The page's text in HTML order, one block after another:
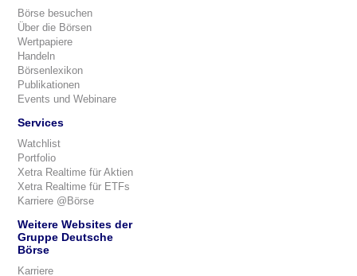
Börse besuchen
Über die Börsen
Wertpapiere
Handeln
Börsenlexikon
Publikationen
Events und Webinare
Services
Watchlist
Portfolio
Xetra Realtime für Aktien
Xetra Realtime für ETFs
Karriere @Börse
Weitere Websites der
Gruppe Deutsche
Börse
Karriere